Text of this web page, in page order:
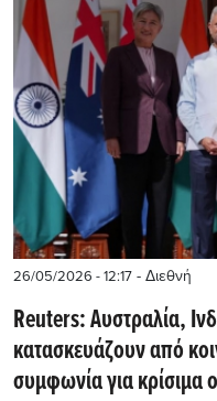
26/05/2026 - 12:17 - Διεθνή
Reuters: Αυστραλία,
κατασκευάζουν από
συμφωνία για κρίσιμα